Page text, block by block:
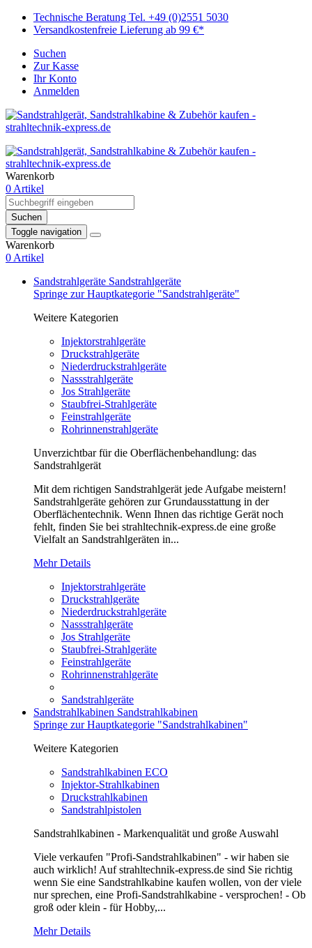
Technische Beratung Tel. +49 (0)2551 5030
Versandkostenfreie Lieferung ab 99 €*
Suchen
Zur Kasse
Ihr Konto
Anmelden
Warenkorb
0 Artikel
Suchen
Toggle navigation
Warenkorb
0 Artikel
Sandstrahlgeräte Sandstrahlgeräte
Springe zur Hauptkategorie "Sandstrahlgeräte"
Weitere Kategorien
Injektorstrahlgeräte
Druckstrahlgeräte
Niederdruckstrahlgeräte
Nassstrahlgeräte
Jos Strahlgeräte
Staubfrei-Strahlgeräte
Feinstrahlgeräte
Rohrinnenstrahlgeräte
Unverzichtbar für die Oberflächenbehandlung: das
Sandstrahlgerät
Mit dem richtigen Sandstrahlgerät jede Aufgabe meistern!
Sandstrahlgeräte gehören zur Grundausstattung in der
Oberflächentechnik. Wenn Ihnen das richtige Gerät noch
fehlt, finden Sie bei strahltechnik-express.de eine große
Vielfalt an Sandstrahlgeräten in...
Mehr Details
Injektorstrahlgeräte
Druckstrahlgeräte
Niederdruckstrahlgeräte
Nassstrahlgeräte
Jos Strahlgeräte
Staubfrei-Strahlgeräte
Feinstrahlgeräte
Rohrinnenstrahlgeräte
Sandstrahlgeräte
Sandstrahlkabinen Sandstrahlkabinen
Springe zur Hauptkategorie "Sandstrahlkabinen"
Weitere Kategorien
Sandstrahlkabinen ECO
Injektor-Strahlkabinen
Druckstrahlkabinen
Sandstrahlpistolen
Sandstrahlkabinen - Markenqualität und große Auswahl
Viele verkaufen "Profi-Sandstrahlkabinen" - wir haben sie
auch wirklich! Auf strahltechnik-express.de sind Sie richtig
wenn Sie eine Sandstrahlkabine kaufen wollen, von der viele
nur sprechen, eine Profi-Sandstrahlkabine - versprochen! - Ob
groß oder klein - für Hobby,...
Mehr Details